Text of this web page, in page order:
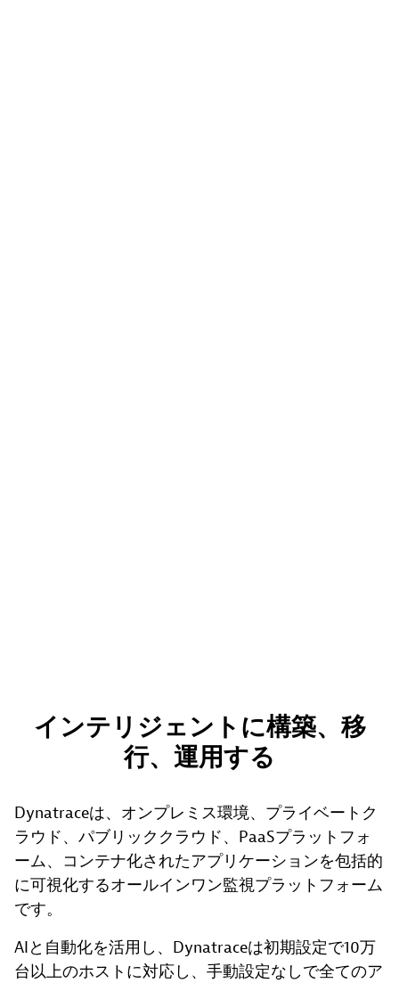
インテリジェントに構築、移
行、運用する
Dynatraceは、オンプレミス環境、プライベートク
ラウド、パブリッククラウド、PaaSプラットフォ
ーム、コンテナ化されたアプリケーションを包括的
に可視化するオールインワン監視プラットフォーム
です。
AIと自動化を活用し、Dynatraceは初期設定で10万
台以上のホストに対応し、手動設定なしで全てのア